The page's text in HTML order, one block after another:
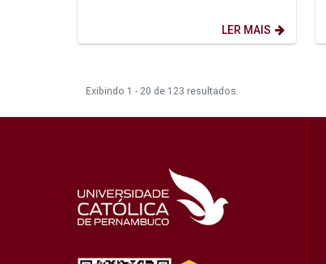
LER MAIS
Exibindo 1 - 20 de 123 resultados.